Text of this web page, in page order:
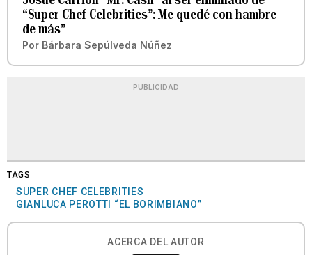
“Super Chef Celebrities”: Me quedé con hambre
de más”
Por Bárbara Sepúlveda Núñez
PUBLICIDAD
TAGS
SUPER CHEF CELEBRITIES
GIANLUCA PEROTTI “EL BORIMBIANO”
ACERCA DEL AUTOR